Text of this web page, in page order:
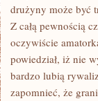
drużyny może być
Z całą pewnością
oczywiście
powiedział, iż nie
bardzo lubią
zapomnieć, że